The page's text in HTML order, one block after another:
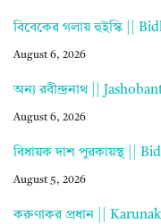
বিবেকের গলায় হুইস্কি ||
August 6, 2026
অন্য রবীন্দ্রনাথ ||
August 6, 2026
বিধায়ক দাশ পুরকায়স্থ ||
August 5, 2026
করুণাকর প্রধান ||